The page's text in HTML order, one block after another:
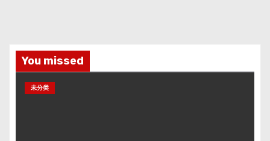
You missed
未分类